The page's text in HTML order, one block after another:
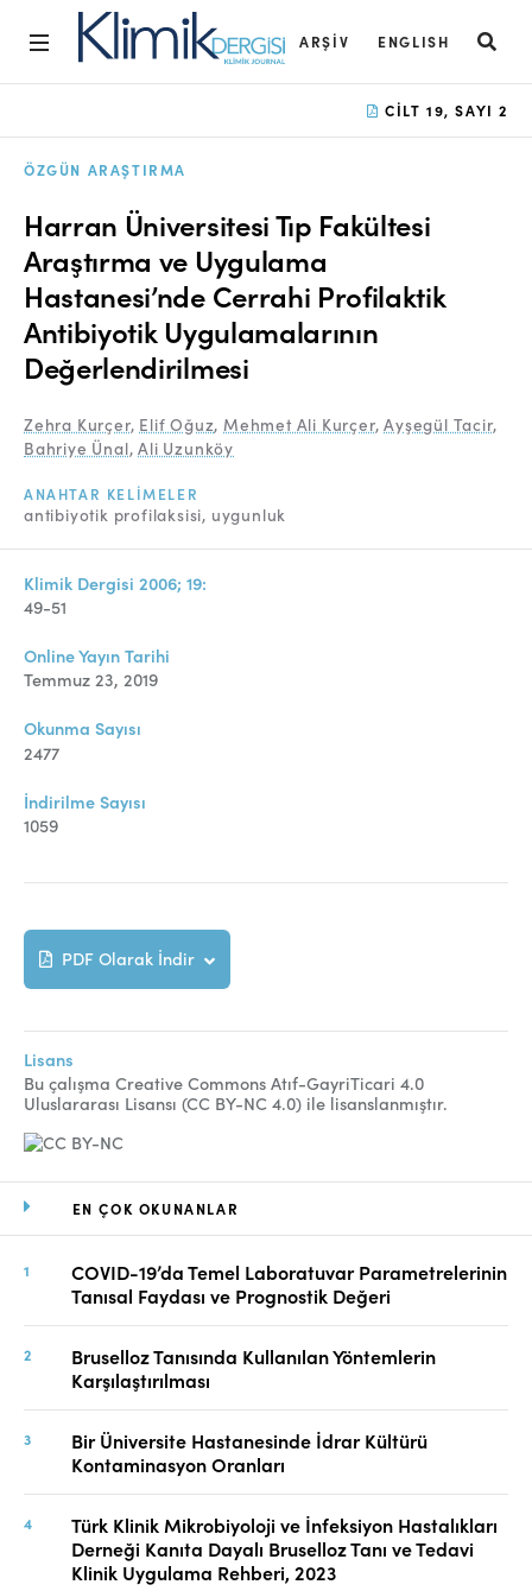
ARŞIV ENGLISH
Arşiv
Açık Erişim İlkesi
Yayın Kurulu
Etik İlkeler
Editoryal Süreç
Danışmanlık Süreci
Yazarlara Bilgi
Dizinler
İletişim
EN ÇOK OKUNANLAR
COVID-19’da Temel Laboratuvar Parametrelerinin
Tanısal Faydası ve Prognostik Değeri
Bruselloz Tanısında Kullanılan Yöntemlerin
Karşılaştırılması
Bir Üniversite Hastanesinde İdrar Kültürü
Kontaminasyon Oranları
Türk Klinik Mikrobiyoloji ve İnfeksiyon Hastalıkları
Derneği Kanıta Dayalı Bruselloz Tanı ve Tedavi
Klinik Uygulama Rehberi, 2023
CILT 19, SAYI 2
ÖZGÜN ARAŞTIRMA
Harran Üniversitesi Tıp Fakültesi
Araştırma ve Uygulama
Hastanesi’nde Cerrahi Profilaktik
Antibiyotik Uygulamalarının
Değerlendirilmesi
Zehra Kurçer, Elif Oğuz,Mehmet Ali Kurçer,Ayşegül Tacir,
Bahriye Ünal,Ali Uzunköy
ANAHTAR KELIMELER
antibiyotik profilaksisi uygunluk
Klimik Dergisi 2006; 19:
49-51
Online Yayın Tarihi
Temmuz 23, 2019
Okunma Sayısı
2477
İndirilme Sayısı
1059
PDF Olarak İndir
Lisans
Bu çalışma Creative Commons Atıf-GayriTicari 4.0
Uluslararası Lisansı (CC BY-NC 4.0) ile lisanslanmıştır.